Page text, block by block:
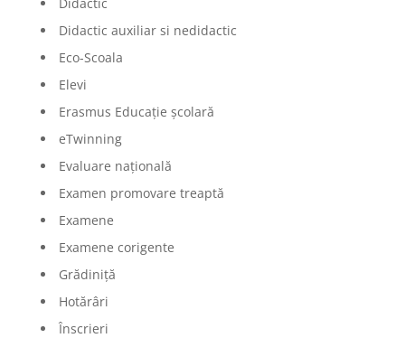
Didactic auxiliar si nedidactic
Eco-Scoala
Elevi
Erasmus Educație școlară
eTwinning
Evaluare națională
Examen promovare treaptă
Examene
Examene corigente
Grădiniță
Hotărâri
Înscrieri